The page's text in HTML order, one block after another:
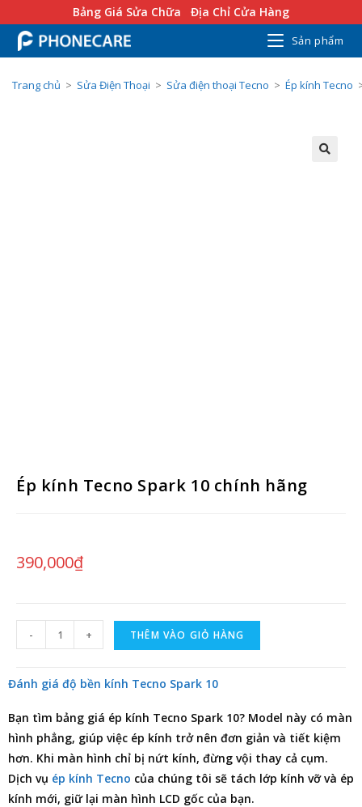
Bảng Giá Sửa Chữa Địa Chỉ Cửa Hàng
Sản phẩm
Trang chủ > Sửa Điện Thoại > Sửa điện thoại Tecno > Ép kính Tecno
Ép kính Tecno Spark 10 chính hãng
390,000₫
- + THÊM VÀO GIỎ HÀNG
Đánh giá độ bền kính Tecno Spark 10
Bạn tìm bảng giá ép kính Tecno Spark 10? Model này có màn
hình phẳng, giúp việc ép kính trở nên đơn giản và tiết kiệm
hơn. Khi màn hình chỉ bị nứt kính, đừng vội thay cả cụm.
Dịch vụ ép kính Tecno của chúng tôi sẽ tách lớp kính vỡ và ép
kính mới, giữ lại màn hình LCD gốc của bạn.